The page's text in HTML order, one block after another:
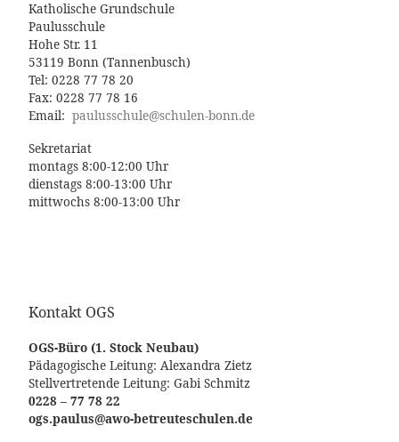
Katholische Grundschule
Paulusschule
Hohe Str. 11
53119 Bonn (Tannenbusch)
Tel: 0228 77 78 20
Fax: 0228 77 78 16
Email: paulusschule@schulen-bonn.de
Sekretariat
montags 8:00-12:00 Uhr
dienstags 8:00-13:00 Uhr
mittwochs 8:00-13:00 Uhr
Kontakt OGS
OGS-Büro (1. Stock Neubau)
Pädagogische Leitung: Alexandra Zietz
Stellvertretende Leitung: Gabi Schmitz
0228 – 77 78 22
ogs.paulus@awo-betreuteschulen.de